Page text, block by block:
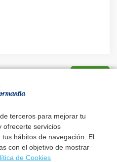
terceros para mejorar tu
ofrecerte servicios
hábitos de navegación. El
con el objetivo de mostrar
de Cookies